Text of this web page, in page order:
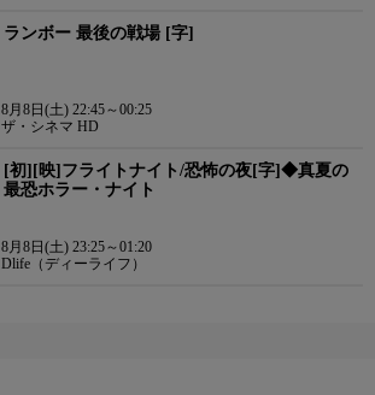
ランボー 最後の戦場 [字]
8月8日(土) 22:45～00:25
ザ・シネマ HD
[初][映]フライトナイト/恐怖の夜[字]◆真夏の
最恐ホラー・ナイト
8月8日(土) 23:25～01:20
Dlife（ディーライフ）